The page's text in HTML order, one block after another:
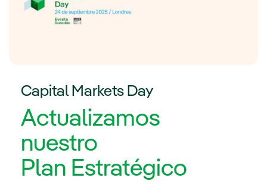
Capital Markets Day
Actualizamos
nuestro
Plan Estratégico